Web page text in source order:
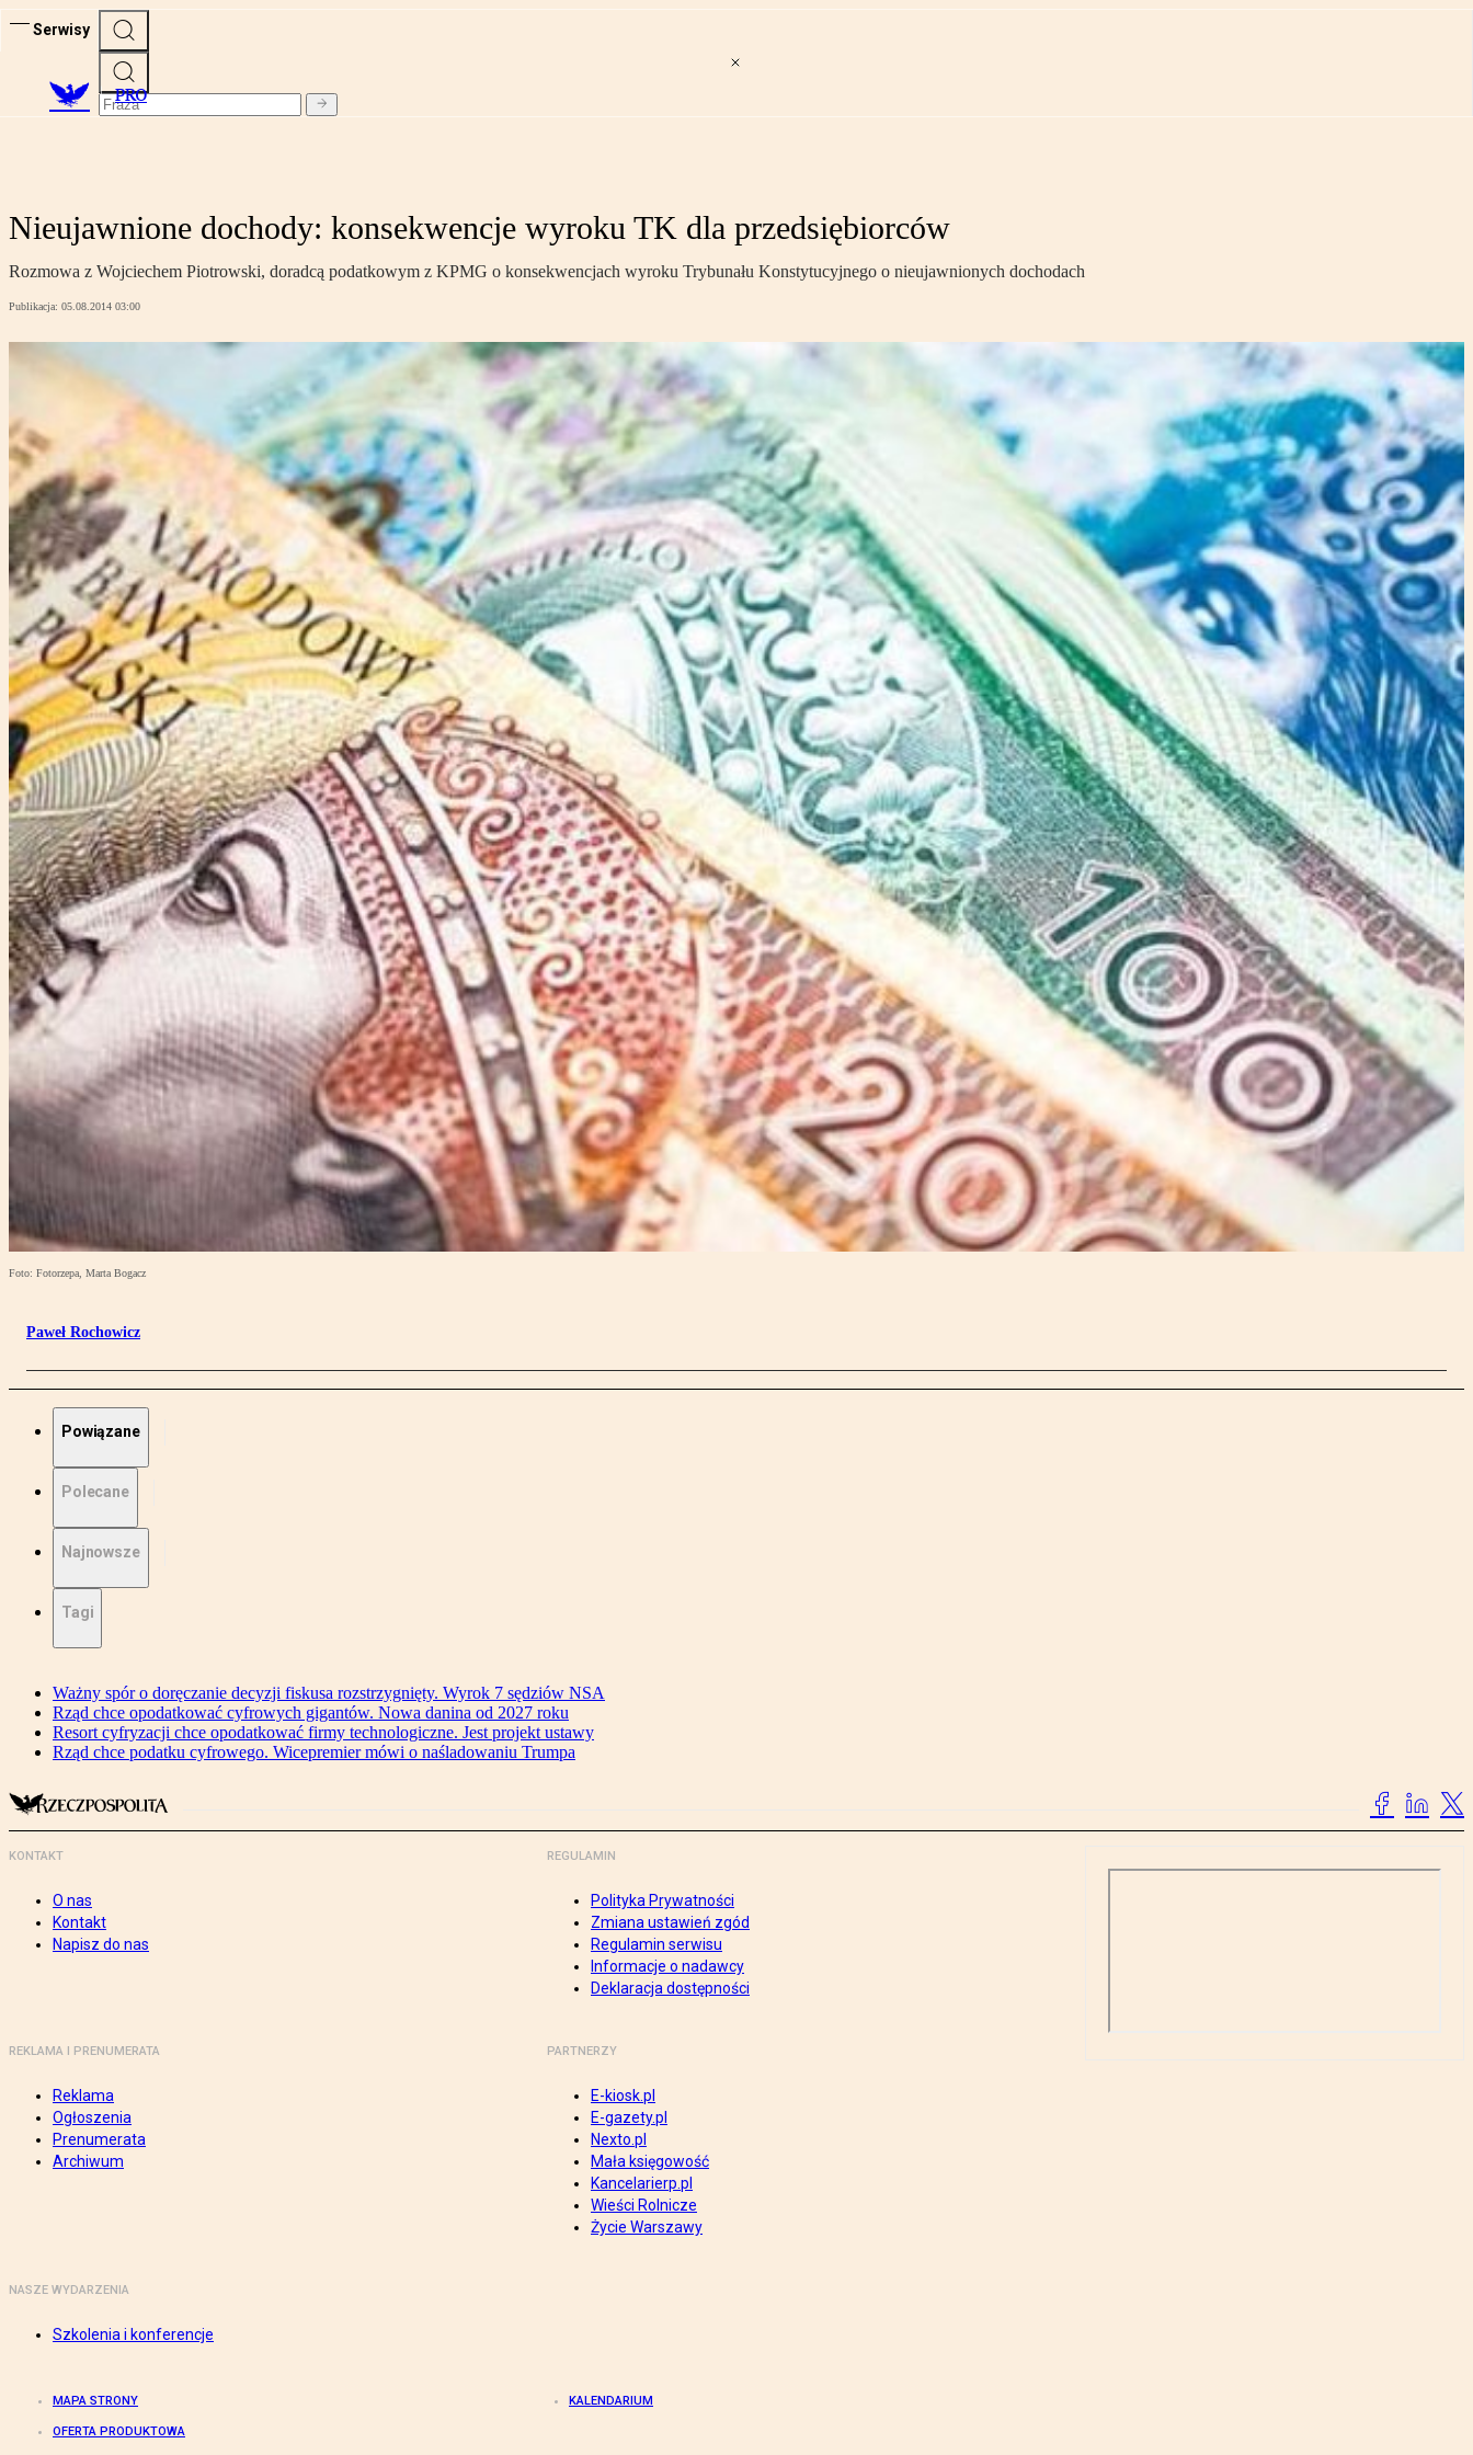
Serwisy
PRO
Nieujawnione dochody: konsekwencje wyroku TK dla przedsiębiorców
Rozmowa z Wojciechem Piotrowski, doradcą podatkowym z KPMG o konsekwencjach wyroku Trybunału Konstytucyjnego o nieujawnionych dochodach
Publikacja: 05.08.2014 03:00
Foto: Fotorzepa, Marta Bogacz
Paweł Rochowicz
Powiązane
Polecane
Najnowsze
Tagi
Ważny spór o doręczanie decyzji fiskusa rozstrzygnięty. Wyrok 7 sędziów NSA
Rząd chce opodatkować cyfrowych gigantów. Nowa danina od 2027 roku
Resort cyfryzacji chce opodatkować firmy technologiczne. Jest projekt ustawy
Rząd chce podatku cyfrowego. Wicepremier mówi o naśladowaniu Trumpa
KONTAKT
O nas
Kontakt
Napisz do nas
REGULAMIN
Polityka Prywatności
Zmiana ustawień zgód
Regulamin serwisu
Informacje o nadawcy
Deklaracja dostępności
REKLAMA I PRENUMERATA
Reklama
Ogłoszenia
Prenumerata
Archiwum
PARTNERZY
E-kiosk.pl
E-gazety.pl
Nexto.pl
Mała księgowość
Kancelarierp.pl
Wieści Rolnicze
Życie Warszawy
NASZE WYDARZENIA
Szkolenia i konferencje
MAPA STRONY KALENDARIUM
OFERTA PRODUKTOWA